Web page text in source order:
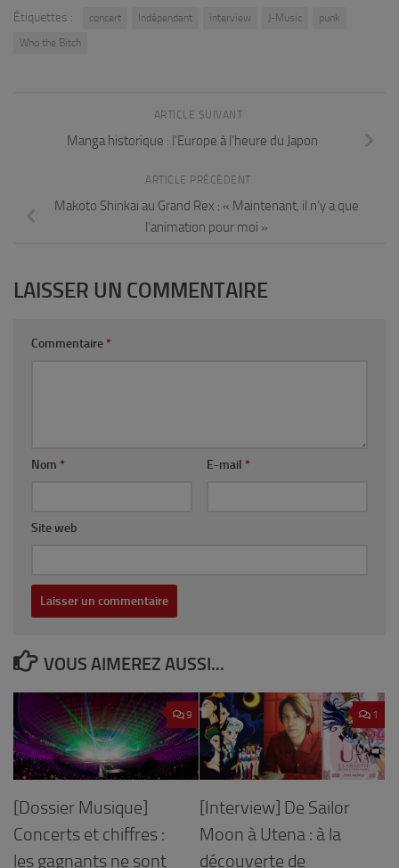
Étiquettes : concert Indépendant interview J-Music
punk
Who the Bitch
ARTICLE SUIVANT
Manga historique : l’Europe à l’heure du Japon
ARTICLE PRÉCÉDENT
Makoto Shinkai au Grand Rex : « Maintenant, il n’y a que
l’animation pour moi »
LAISSER UN COMMENTAIRE
Commentaire *
Nom * E-mail *
Site web
VOUS AIMEREZ AUSSI...
9
[Dossier Musique]
Concerts et chiffres :
les gagnants ne sont
1
[Interview] De Sailor
Moon à Utena : à la
découverte de